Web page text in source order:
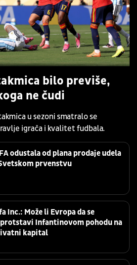
bilo previše,
ne čudi
u sezoni smatralo se
igrača i kvalitet fudbala.
odustala od plana prodaje udela
prvenstvu
Inc.: Može li Evropa da se
Infantinovom pohodu na
kapital